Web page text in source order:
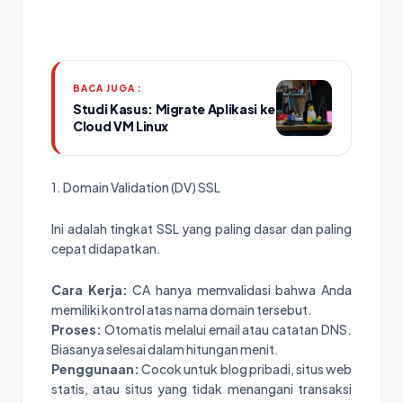
BACA JUGA :
Studi Kasus: Migrate Aplikasi ke
Cloud VM Linux
1. Domain Validation (DV) SSL
Ini adalah tingkat SSL yang paling dasar dan paling
cepat didapatkan.
Cara Kerja: CA hanya memvalidasi bahwa Anda
memiliki kontrol atas nama domain tersebut.
Proses: Otomatis melalui email atau catatan DNS.
Biasanya selesai dalam hitungan menit.
Penggunaan: Cocok untuk blog pribadi, situs web
statis, atau situs yang tidak menangani transaksi